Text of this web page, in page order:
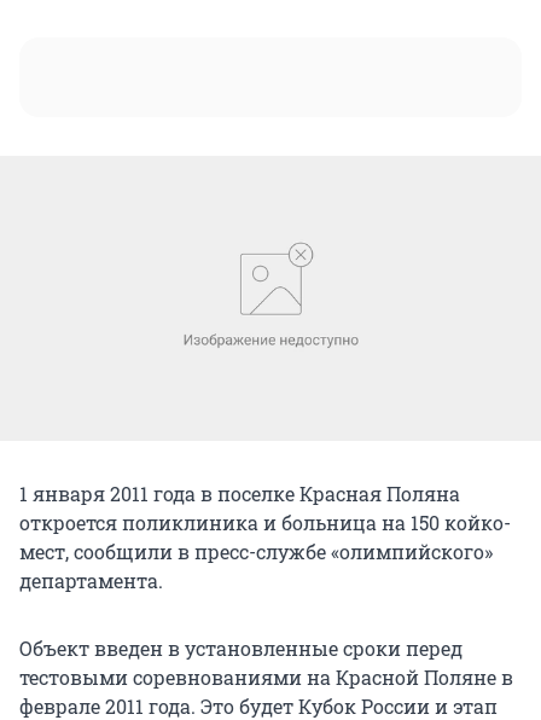
1 января 2011 года в поселке Красная Поляна
откроется поликлиника и больница на 150 койко-
мест, сообщили в пресс-службе «олимпийского»
департамента.
Объект введен в установленные сроки перед
тестовыми соревнованиями на Красной Поляне в
феврале 2011 года. Это будет Кубок России и этап